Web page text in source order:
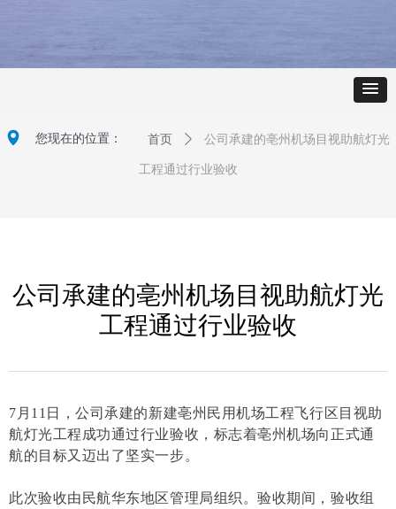
넹 您现在的位置： 首页 ꄲ 公司承建的亳州机场目视助航灯光
工程通过行业验收
公司承建的亳州机场目视助航灯光
工程通过行业验收
7月11日，公司承建的新建亳州民用机场工程飞行区目视助
航灯光工程成功通过行业验收，标志着亳州机场向正式通
航的目标又迈出了坚实一步。
此次验收由民航华东地区管理局组织。验收期间，验收组